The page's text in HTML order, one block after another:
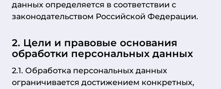
данных определяется в соответствии с
законодательством Российской Федерации.
2. Цели и правовые основания
обработки персональных данных
2.1. Обработка персональных данных
ограничивается достижением конкретных,